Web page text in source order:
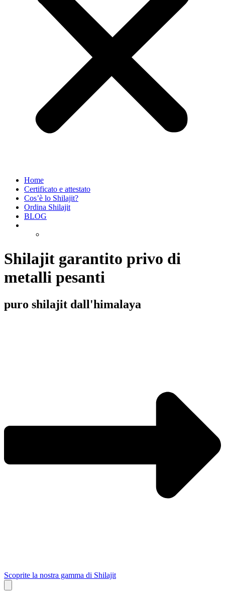
Home
Certificato e attestato
Cos’è lo Shilajit?
Ordina Shilajit
BLOG
Shilajit garantito privo di
metalli pesanti
puro shilajit dall'himalaya
Scoprite la nostra gamma di Shilajit